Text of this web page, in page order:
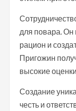
для повара. Он
рацион и
Пригожин
высокие
Создание
честь и